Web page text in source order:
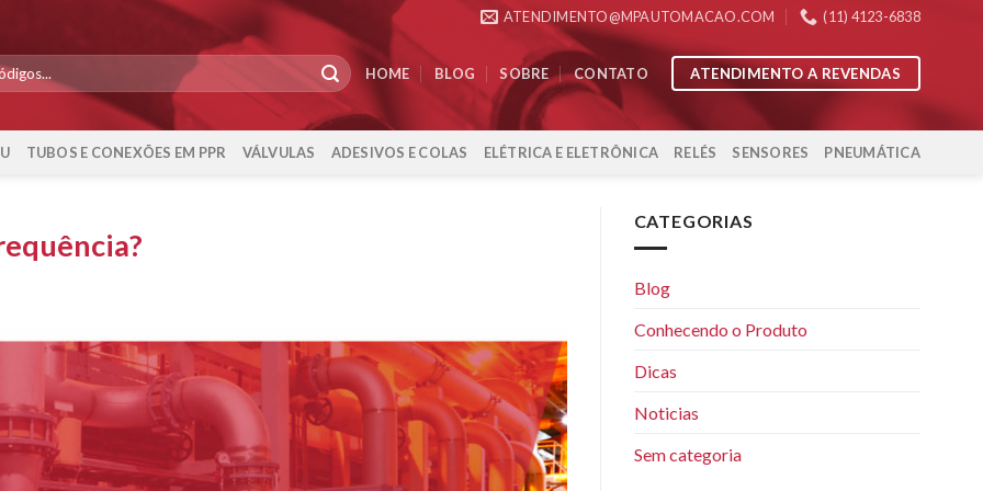
ATENDIMENTO@MPAUTOMACAO.COM (11) 4123-6838
HOME BLOG SOBRE CONTATO ATENDIMENTO A REVENDAS
TUBOS E CONEXÕES EM PPR VÁLVULAS ADESIVOS E COLAS ELÉTRICA E ELETRÔNICA RELÉS SENSORES PNEUMÁTICA
CATEGORIAS
Blog
Conhecendo o Produto
Dicas
Noticias
Sem categoria